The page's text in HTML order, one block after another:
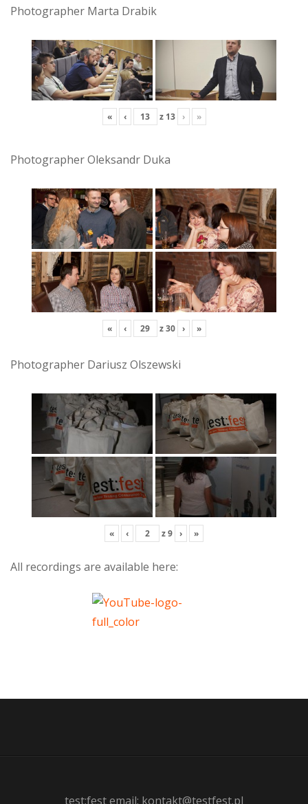
Photographer Marta Drabik
« ‹ z 13 › »
Photographer Oleksandr Duka
« ‹ z30 › »
Photographer Dariusz Olszewski
« ‹ z9 › »
All recordings are available here:
test:fest email: kontakt@testfest.pl